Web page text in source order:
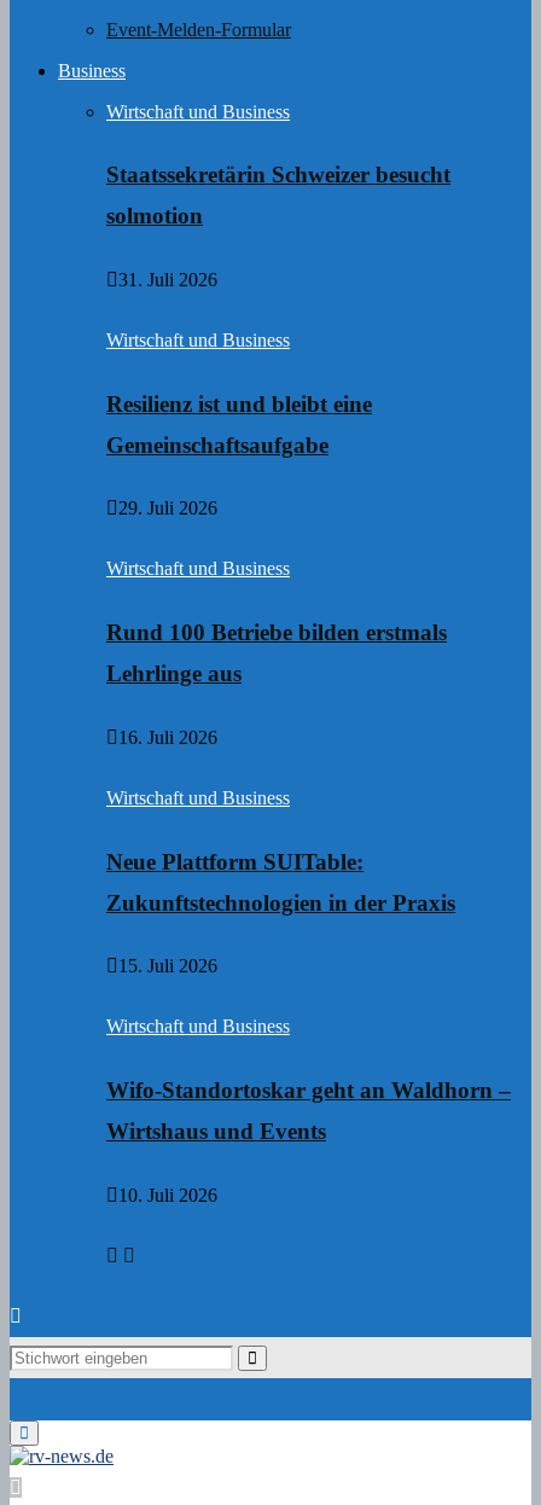
Event-Melden-Formular
Business
Wirtschaft und Business
Staatssekretärin Schweizer besucht
solmotion
31. Juli 2026
Wirtschaft und Business
Resilienz ist und bleibt eine
Gemeinschaftsaufgabe
29. Juli 2026
Wirtschaft und Business
Rund 100 Betriebe bilden erstmals
Lehrlinge aus
16. Juli 2026
Wirtschaft und Business
Neue Plattform SUITable:
Zukunftstechnologien in der Praxis
15. Juli 2026
Wirtschaft und Business
Wifo-Standortoskar geht an Waldhorn –
Wirtshaus und Events
10. Juli 2026
Search
Search
Primary
Menu